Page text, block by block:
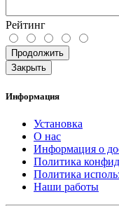
Рейтинг
Продолжить
Закрыть
Информация
Установка
О нас
Информация о
Политика
Политика
Наши работы